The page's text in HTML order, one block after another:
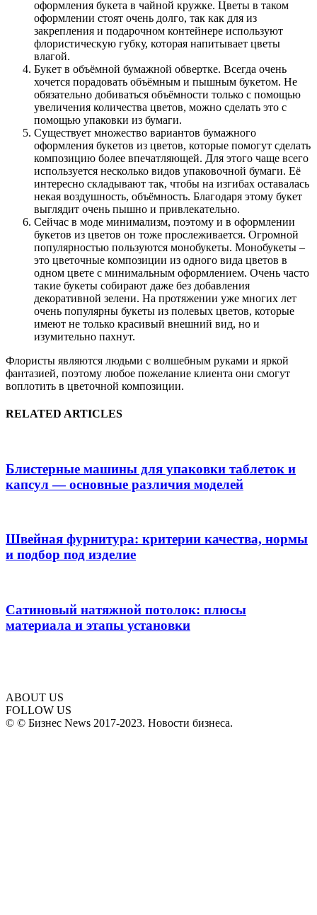
оформления букета в чайной кружке. Цветы в таком
оформлении стоят очень долго, так как для из
закрепления и подарочном контейнере используют
флористическую губку, которая напитывает цветы
влагой.
Букет в объёмной бумажной обвертке. Всегда очень
хочется порадовать объёмным и пышным букетом. Не
обязательно добиваться объёмности только с помощью
увеличения количества цветов, можно сделать это с
помощью упаковки из бумаги.
Существует множество вариантов бумажного
оформления букетов из цветов, которые помогут сделать
композицию более впечатляющей. Для этого чаще всего
используется несколько видов упаковочной бумаги. Её
интересно складывают так, чтобы на изгибах оставалась
некая воздушность, объёмность. Благодаря этому букет
выглядит очень пышно и привлекательно.
Сейчас в моде минимализм, поэтому и в оформлении
букетов из цветов он тоже прослеживается. Огромной
популярностью пользуются монобукеты. Монобукеты –
это цветочные композиции из одного вида цветов в
одном цвете с минимальным оформлением. Очень часто
такие букеты собирают даже без добавления
декоративной зелени. На протяжении уже многих лет
очень популярны букеты из полевых цветов, которые
имеют не только красивый внешний вид, но и
изумительно пахнут.
Флористы являются людьми с волшебным руками и яркой
фантазией, поэтому любое пожелание клиента они смогут
воплотить в цветочной композиции.
RELATED ARTICLES
Блистерные машины для упаковки таблеток и
капсул — основные различия моделей
Швейная фурнитура: критерии качества, нормы
и подбор под изделие
Сатиновый натяжной потолок: плюсы
материала и этапы установки
ABOUT US
FOLLOW US
© © Бизнес News 2017-2023. Новости бизнеса.